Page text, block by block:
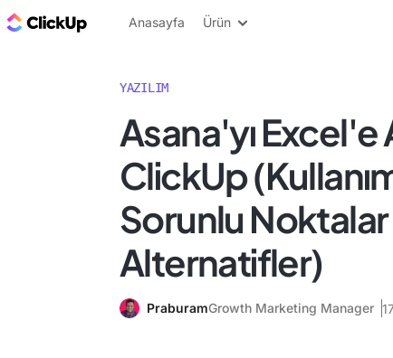
ClickUp Blog
Anasayfa Ürün
YAZILIM
Asana'yı Excel'e
ClickUp
Sorunlu
Alternatifler)
PraburamGrowth Marketing Manager